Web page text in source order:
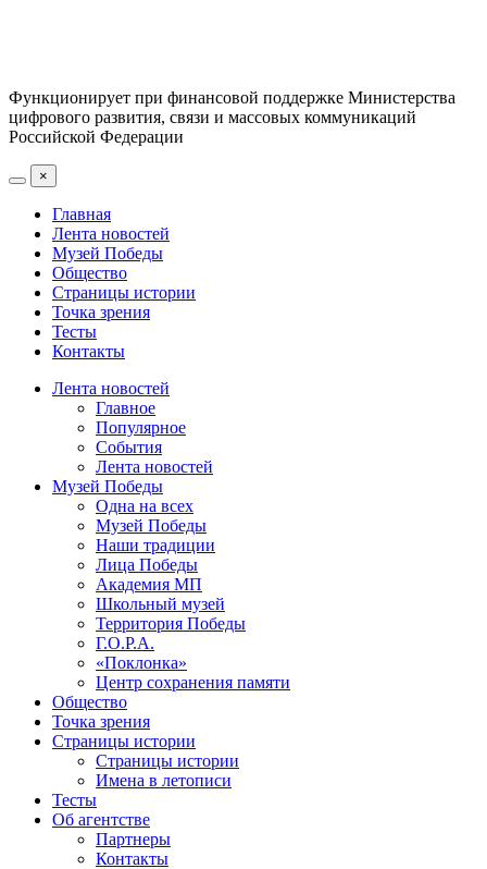
Функционирует при финансовой поддержке Министерства
цифрового развития, связи и массовых коммуникаций
Российской Федерации
×
Главная
Лента новостей
Музей Победы
Общество
Страницы истории
Точка зрения
Тесты
Контакты
Лента новостей
Главное
Популярное
События
Лента новостей
Музей Победы
Одна на всех
Музей Победы
Наши традиции
Лица Победы
Академия МП
Школьный музей
Территория Победы
Г.О.Р.А.
«Поклонка»
Центр сохранения памяти
Общество
Точка зрения
Страницы истории
Страницы истории
Имена в летописи
Тесты
Об агентстве
Партнеры
Контакты